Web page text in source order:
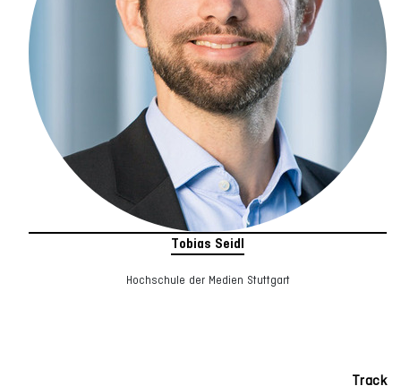
Tobias Seidl
Hochschule der Medien Stuttgart
Track